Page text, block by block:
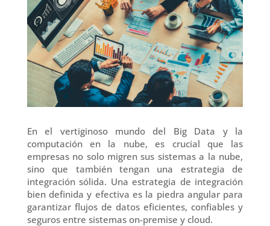
En el vertiginoso mundo del Big Data y la
computación en la nube, es crucial que las
empresas no solo migren sus sistemas a la nube,
sino que también tengan una estrategia de
integración sólida. Una estrategia de integración
bien definida y efectiva es la piedra angular para
garantizar flujos de datos eficientes, confiables y
seguros entre sistemas on-premise y cloud.